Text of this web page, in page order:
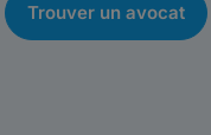
Trouver un avocat